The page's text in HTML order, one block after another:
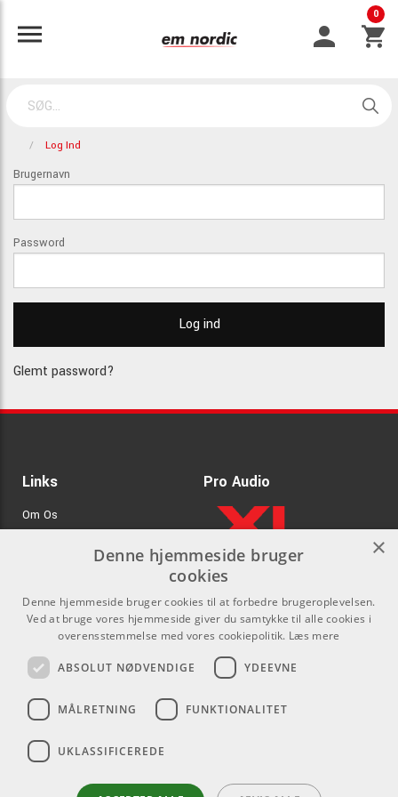
0
Log Ind
Brugernavn
Password
Glemt password?
Links
Om Os
GDPR & Cookies
Pro Audio
.
Kontakt
Som privatperson kan du ikke
købe på denne hjemmeside, alt
forhandlere.
info@emnordic.dk
Sociale medier
×
Denne hjemmeside bruger
cookies
Denne hjemmeside bruger cookies til at forbedre brugeroplevelsen.
Ved at bruge vores hjemmeside giver du samtykke til alle cookies i
overensstemmelse med vores cookiepolitik. Læs mere
ABSOLUT NØDVENDIGE YDEEVNE
MÅLRETNING FUNKTIONALITET
UKLASSIFICEREDE